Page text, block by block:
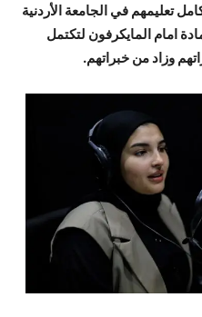
تعليمهم في الجامعة الأردنية
امام المايكرفون لتكتمل
وزاد من خبراتهم.